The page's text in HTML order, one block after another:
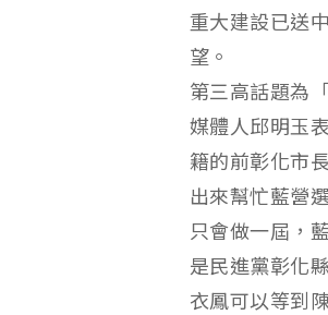
重大建設已送
望。
第三高話題為
媒體人邱明玉
籍的前彰化市
出來幫忙藍營
只會做一屆，
是民進黨彰化
衣鳳可以等到